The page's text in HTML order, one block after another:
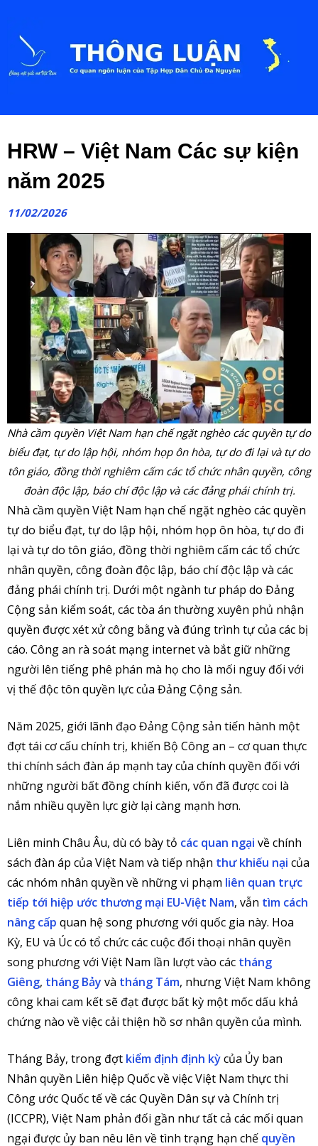
HRW – Việt Nam Các sự kiện
năm 2025
11/02/2026
Nhà cầm quyền Việt Nam hạn chế ngặt nghèo các quyền tự do
biểu đạt, tự do lập hội, nhóm họp ôn hòa, tự do đi lại và tự do
tôn giáo, đồng thời nghiêm cấm các tổ chức nhân quyền, công
đoàn độc lập, báo chí độc lập và các đảng phái chính trị.
Nhà cầm quyền Việt Nam hạn chế ngặt nghèo các quyền
tự do biểu đạt, tự do lập hội, nhóm họp ôn hòa, tự do đi
lại và tự do tôn giáo, đồng thời nghiêm cấm các tổ chức
nhân quyền, công đoàn độc lập, báo chí độc lập và các
đảng phái chính trị. Dưới một ngành tư pháp do Đảng
Cộng sản kiểm soát, các tòa án thường xuyên phủ nhận
quyền được xét xử công bằng và đúng trình tự của các bị
cáo. Công an rà soát mạng internet và bắt giữ những
người lên tiếng phê phán mà họ cho là mối nguy đối với
vị thế độc tôn quyền lực của Đảng Cộng sản.
Năm 2025, giới lãnh đạo Đảng Cộng sản tiến hành một
đợt tái cơ cấu chính trị, khiến Bộ Công an – cơ quan thực
thi chính sách đàn áp mạnh tay của chính quyền đối với
những người bất đồng chính kiến, vốn đã được coi là
nắm nhiều quyền lực giờ lại càng mạnh hơn.
Liên minh Châu Âu, dù có bày tỏ các quan ngại về chính
sách đàn áp của Việt Nam và tiếp nhận thư khiếu nại của
các nhóm nhân quyền về những vi phạm liên quan trực
tiếp tới hiệp ước thương mại EU-Việt Nam, vẫn tìm cách
nâng cấp quan hệ song phương với quốc gia này. Hoa
Kỳ, EU và Úc có tổ chức các cuộc đối thoại nhân quyền
song phương với Việt Nam lần lượt vào các tháng
Giêng, tháng Bảy và tháng Tám, nhưng Việt Nam không
công khai cam kết sẽ đạt được bất kỳ một mốc dấu khả
chứng nào về việc cải thiện hồ sơ nhân quyền của mình.
Tháng Bảy, trong đợt kiểm định định kỳcủa Ủy ban
Nhân quyền Liên hiệp Quốc về việc Việt Nam thực thi
Công ước Quốc tế về các Quyền Dân sự và Chính trị
(ICCPR), Việt Nam phản đối gần như tất cả các mối quan
ngại được ủy ban nêu lên về tình trạng hạn chế quyền